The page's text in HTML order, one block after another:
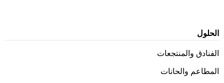
الحلول
الفنادق والمنتجعات
المطاعم والحانات